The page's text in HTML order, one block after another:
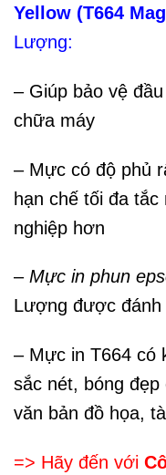
Yellow (T664
Lượng:
– Giúp bảo vệ
chữa máy
– Mực có độ phủ
hạn chế tối đa
nghiệp hơn
– Mực in phun
Lượng được
– Mực in T664 có
sắc nét, bóng đẹp
văn bản đồ họa,
=> Hãy đến với